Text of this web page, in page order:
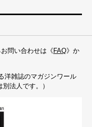
問い合わせは《 FAQ》か
洋雑誌のマガジンワール
法人です。）